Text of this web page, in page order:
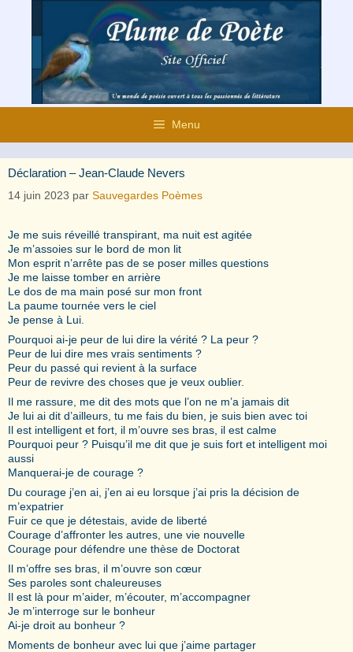
contenu
Menu
Déclaration – Jean-Claude Nevers
14 juin 2023 par Sauvegardes Poèmes
Je me suis réveillé transpirant, ma nuit est agitée
Je m’assoies sur le bord de mon lit
Mon esprit n’arrête pas de se poser milles questions
Je me laisse tomber en arrière
Le dos de ma main posé sur mon front
La paume tournée vers le ciel
Je pense à Lui.
Pourquoi ai-je peur de lui dire la vérité ? La peur ?
Peur de lui dire mes vrais sentiments ?
Peur du passé qui revient à la surface
Peur de revivre des choses que je veux oublier.
Il me rassure, me dit des mots que l’on ne m’a jamais dit
Je lui ai dit d’ailleurs, tu me fais du bien, je suis bien avec toi
Il est intelligent et fort, il m’ouvre ses bras, il est calme
Pourquoi peur ? Puisqu’il me dit que je suis fort et intelligent moi
aussi
Manquerai-je de courage ?
Du courage j’en ai, j’en ai eu lorsque j’ai pris la décision de
m’expatrier
Fuir ce que je détestais, avide de liberté
Courage d’affronter les autres, une vie nouvelle
Courage pour défendre une thèse de Doctorat
Il m’offre ses bras, il m’ouvre son cœur
Ses paroles sont chaleureuses
Il est là pour m’aider, m’écouter, m’accompagner
Je m’interroge sur le bonheur
Ai-je droit au bonheur ?
Moments de bonheur avec lui que j’aime partager